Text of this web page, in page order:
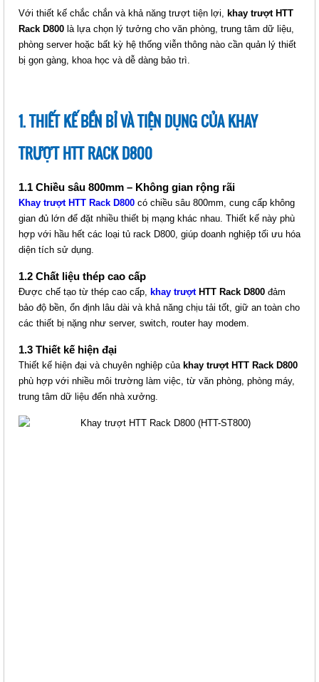
Giá: Liên hệ
Mã sản phẩm: MT-HTT-NC1U
QUẠT TẢN NHIỆT TỦ RACK 12 X
12 CM (HTT-FAN12)
Mã sản phẩm: MT-HTT-FAN12
Với thiết kế chắc chắn và khả năng trượt tiện lợi, khay trượt HTT
Rack D800 là lựa chọn lý tưởng cho văn phòng, trung tâm dữ liệu,
phòng server hoặc bất kỳ hệ thống viễn thông nào cần quản lý thiết
bị gọn gàng, khoa học và dễ dàng bảo trì.
1. THIẾT KẾ BỀN BỈ VÀ TIỆN DỤNG CỦA KHAY
TRƯỢT HTT RACK D800
1.1 Chiều sâu 800mm – Không gian rộng rãi
Khay trượt HTT Rack D800 có chiều sâu 800mm, cung cấp không
gian đủ lớn để đặt nhiều thiết bị mạng khác nhau. Thiết kế này phù
hợp với hầu hết các loại tủ rack D800, giúp doanh nghiệp tối ưu hóa
diện tích sử dụng.
1.2 Chất liệu thép cao cấp
Được chế tạo từ thép cao cấp, khay trượtHTT Rack D800 đảm
bảo độ bền, ổn định lâu dài và khả năng chịu tải tốt, giữ an toàn cho
các thiết bị nặng như server, switch, router hay modem.
1.3 Thiết kế hiện đại
Thiết kế hiện đại và chuyên nghiệp của khay trượt HTT Rack D800
phù hợp với nhiều môi trường làm việc, từ văn phòng, phòng máy,
trung tâm dữ liệu đến nhà xưởng.